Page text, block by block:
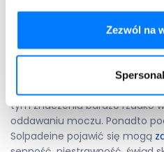
Zezwól na
oraz obsługi maszyn.
Solpadeine, jak każdy inny lek,
wystąpienia działań
zaznaczyć, że nie występują
tym znaczeniu bardzo rzadko
oddawaniu moczu. Ponadto
Solpadeine pojawić się mogą